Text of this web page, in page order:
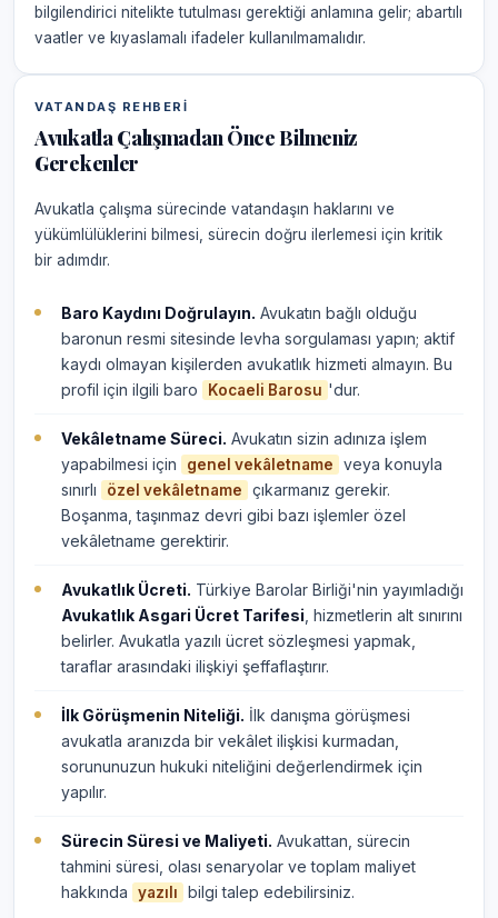
bilgilendirici nitelikte tutulması gerektiği anlamına gelir; abartılı
vaatler ve kıyaslamalı ifadeler kullanılmamalıdır.
VATANDAŞ REHBERI
Avukatla Çalışmadan Önce Bilmeniz
Gerekenler
Avukatla çalışma sürecinde vatandaşın haklarını ve
yükümlülüklerini bilmesi, sürecin doğru ilerlemesi için kritik
bir adımdır.
Baro Kaydını Doğrulayın. Avukatın bağlı olduğu
baronun resmi sitesinde levha sorgulaması yapın; aktif
kaydı olmayan kişilerden avukatlık hizmeti almayın. Bu
profil için ilgili baro
Kocaeli Barosu 'dur.
Vekâletname Süreci. Avukatın sizin adınıza işlem
yapabilmesi için
genel vekâletname
veya konuyla
sınırlı
özel vekâletname
çıkarmanız gerekir.
Boşanma, taşınmaz devri gibi bazı işlemler özel
vekâletname gerektirir.
Avukatlık Ücreti. Türkiye Barolar Birliği'nin yayımladığı
Avukatlık Asgari Ücret Tarifesi , hizmetlerin alt sınırını
belirler. Avukatla yazılı ücret sözleşmesi yapmak,
taraflar arasındaki ilişkiyi şeffaflaştırır.
İlk Görüşmenin Niteliği. İlk danışma görüşmesi
avukatla aranızda bir vekâlet ilişkisi kurmadan,
sorununuzun hukuki niteliğini değerlendirmek için
yapılır.
Sürecin Süresi ve Maliyeti. Avukattan, sürecin
tahmini süresi, olası senaryolar ve toplam maliyet
hakkında
yazılı bilgi talep edebilirsiniz.